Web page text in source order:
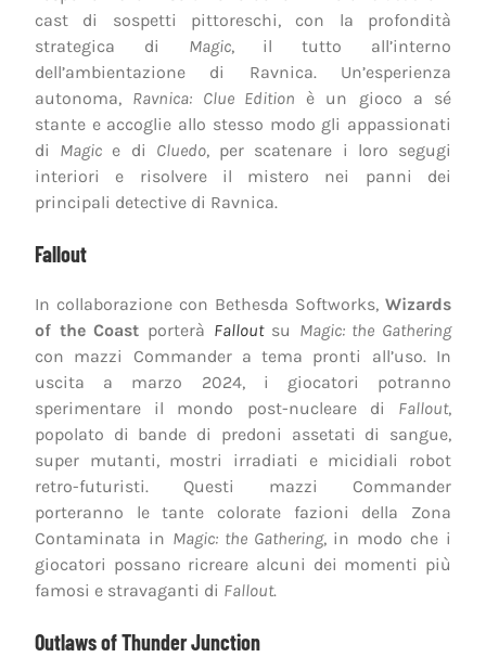
cast di sospetti pittoreschi, con la profondità
strategica di Magic, il tutto all’interno
dell’ambientazione di Ravnica. Un’esperienza
autonoma, Ravnica: Clue Edition è un gioco a sé
stante e accoglie allo stesso modo gli appassionati
di Magic e di Cluedo, per scatenare i loro segugi
interiori e risolvere il mistero nei panni dei
principali detective di Ravnica.
Fallout
In collaborazione con Bethesda Softworks, Wizards
of the Coast porterà Falloutsu Magic: the Gathering
con mazzi Commander a tema pronti all’uso. In
uscita a marzo 2024, i giocatori potranno
sperimentare il mondo post-nucleare di Fallout,
popolato di bande di predoni assetati di sangue,
super mutanti, mostri irradiati e micidiali robot
retro-futuristi. Questi mazzi Commander
porteranno le tante colorate fazioni della Zona
Contaminata in Magic: the Gathering, in modo che i
giocatori possano ricreare alcuni dei momenti più
famosi e stravaganti di Fallout.
Outlaws of Thunder Junction